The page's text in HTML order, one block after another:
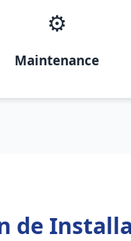
⚙️
Maintenance
de